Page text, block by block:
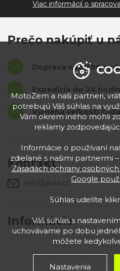
Viac informácií o
Prečo nakúpiť u
Doprava nad 39€
Expedícia do 24 hodín
Výmena veľkostí
Informácie
Kontakt
info@anila.cz
MotoZem a naši partneri,
potrebujú Váš súhlas na
Vám okrem iného mohli
reklamy
Informácie o používaní
zdieľané s našimi partnermi
Zásadách ochrany
Google
Súhlas udelíte
Váš súhlas s
uchovávame po dobu
môžete
Nastavenia